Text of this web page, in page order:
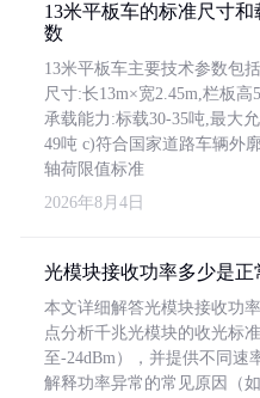
13米平板车的标准尺寸和
数
13米平板车主要技术参数包
尺寸:长13m×宽2.45m,栏板高
承载能力:标载30-35吨,最大
49吨 c)符合国家道路车辆外
轴荷限值标准
2026年8月4日
光模块接收功率多少是正
本文详细解答光模块接收功
点分析千兆光模块的收光标
至-24dBm），并提供不同速
解释功率异常的常见原因（